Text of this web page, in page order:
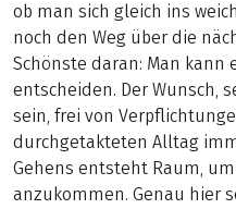
ob man sich gleich ins
noch den Weg über die
Schönste daran: Man kann
entscheiden. Der Wunsch,
sein, frei von
durchgetakteten Alltag
Gehens entsteht Raum,
anzukommen. Genau hier